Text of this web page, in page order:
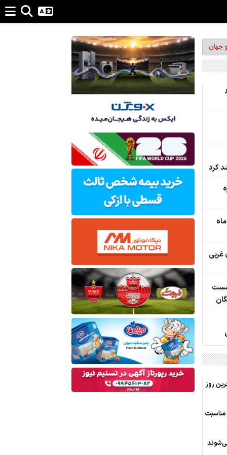
جهان
غربی
روز